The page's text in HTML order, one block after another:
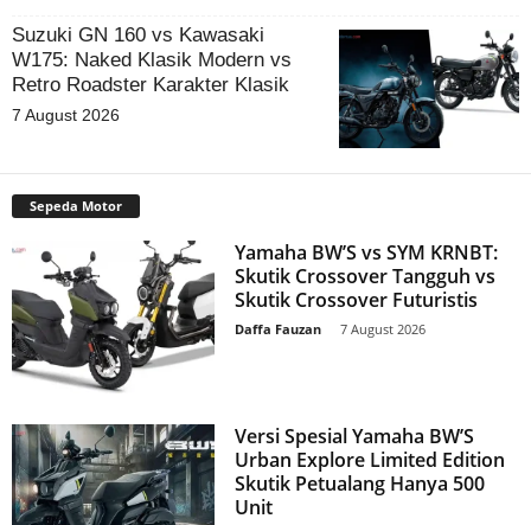
Suzuki GN 160 vs Kawasaki
W175: Naked Klasik Modern vs
Retro Roadster Karakter Klasik
7 August 2026
Sepeda Motor
Yamaha BW’S vs SYM KRNBT:
Skutik Crossover Tangguh vs
Skutik Crossover Futuristis
Daffa Fauzan 7 August 2026
Versi Spesial Yamaha BW’S
Urban Explore Limited Edition
Skutik Petualang Hanya 500
Unit